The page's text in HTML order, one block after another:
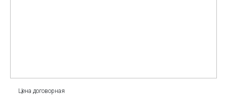
Цена договорная